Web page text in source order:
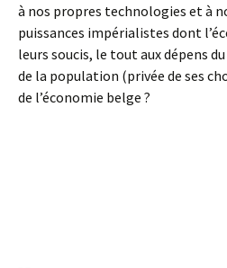
à nos propres technologies et à
puissances impérialistes dont
leurs soucis, le tout aux dépens
de la population (privée de ses
de l’économie belge ?